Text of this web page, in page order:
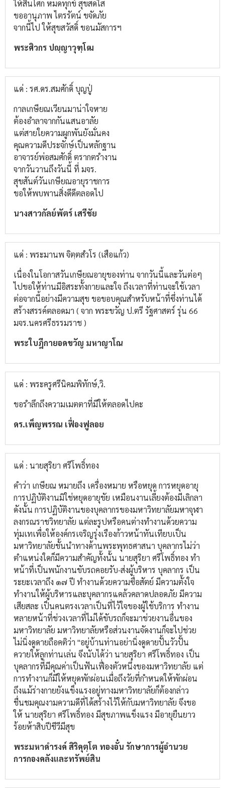
ให้สิ้นโศก หมดทุกข์ สุขสดใส
ขออานุภาพ ไตรรัตน์ ขจัดภัย
จากนี้ไป ให้สุขสวัสดิ์ ขอนมัสการฯ
พระศิวกร ปญฺญาวุฑฺโฒ
แด่ : รศ.ดร.สมศักดิ์ บุญปู่
กาลเกษียณเวียนมาน่าใจหาย
ต้องอำลาจากกันแสนอาลัย
แต่สายใยความผูกพันยังมั่นคง
คุณความดีประจักษ์เป็นหลักฐาน
อาจารย์พ่อสมศักดิ์ ตรากตรำงาน
จากวันวานถึงวันนี้ ที่ มจร.
สุขสันต์วันเกษียณอายุราชการ
ขอให้พบพานสิ่งดีดีตลอดไป
นางสาวกัลย์พัตร์ เสรีชัย
แด่ : พระมานพ จิตฺตสํวโร (เสือแก้ว)
เนื่องในโอกาสวันเกษียณอายุของท่าน จากวันนี้และวันต่อๆ
ไปขอให้ท่านมีอิสระทั้งกายและใจ ถึงเวลาที่ท่านจะใช้เวลา
ต่อจากนี้อย่างมีความสุข ขอขอบคุณสำหรับหน้าที่ซึ่งท่านได้
สร้างสรรค์ตลอดมา ( จาก พระขวัญ ป.ตรี รัฐศาสตร์ รุ่น 66
มจร.นครศรีธรรมราช )
พระใบฎีกายอดขวัญ มหาญาโณ
แด่ : พระครูศรีนิคมพิทักษ์,วิ.
ขอรำลึกถึงความเมตตาที่มีให้ตลอดไปคะ
ดร.เพ็ญพรรณ เฟื่องฟูลอย
แด่ : นายสุริยา ศรีโพธิ์ทอง
คำว่า เกษียณ หมายถึง เครื่องหมาย หรือหยุด การหยุดอายุ
การปฏิบัติงานมิใช่หยุดอายุขัย เหมือนงานเลี้ยงต้องมีเลิกลา
ดังนั้น การปฏิบัติงานของบุคลากรของมหาวิทยาลัยมหาจุฬา
ลงกรณราชวิทยาลัย แต่ละรูปหรือคนต่างทำงานด้วยความ
ทุ่มเทเพื่อให้องค์กรเจริญรุ่งเรืองก้าวหน้าทันเทียบเป็น
มหาวิทยาลัยชั้นนำทางด้านพระพุทธศาสนา บุคลากรไม่ว่า
ตำแหน่งใดก็มีความสำคัญทั้งนั้น นายสุริยา ศรีโพธิ์ทอง ทำ
หน้าที่เป็นพนักงานขับรถคอยรับ-ส่งผู้บริหาร บุคลากร เป็น
ระยะเวลาถึง ๑๗ ปี ทำงานด้วยความซื่อสัตย์ มีความตั้งใจ
ทำงานให้ผู้บริหารและบุคลากรแคล้วคลาดปลอดภัย มีความ
เสียสละ เป็นคนตรงเวลาเป็นที่ไว้ใจของผู้ใช้บริการ ทำงาน
หลายหน้าที่ช่วงเวลาที่ไม่ได้ขับรถก็จะมาช่วยงานอื่นของ
มหาวิทยาลัย มหาวิทยาลัยหรือส่วนงานจัดงานก็จะไปช่วย
ไม่นิ่งดูดายถือคติว่า "อยู่บ้านท่านอย่านิ่งดูดายปั้นวัวปั้น
ควายให้ลูกท่านเล่น จึงนับได้ว่า นายสุริยา ศรีโพธิ์ทอง เป็น
บุคลากรที่มีคุณค่าเป็นฟันเฟื่องตัวหนึ่งของมหาวิทยาลัย แต่
การทำงานก็มีให้หยุดพักผ่อนเมื่อถึงวัยที่กำหนดให้พักผ่อน
ถึงแม้ร่างกายยังแข็งแรงอยู่ทางมหาวิทยาลัยก็ต้องกล่าว
ชื่นชมคุณงามความดีที่ได้สร้างไว้ให้กับมหาวิทยาลัย จึงขอ
ให้ นายสุริยา ศรีโพธิ์ทอง มีสุขภาพแข็งแรง มีอายุยืนยาว
ร้อยห้าสิบปีชีวีมีสุข
พระมหาดำรงค์ สิริคุตฺโต ทองอั๋น รักษาการผู้อำนวย
การกองคลังและทรัพย์สิน